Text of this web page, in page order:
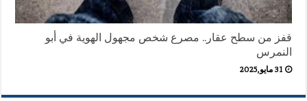
قفز من سطح عقار.. مصرع شخص مجهول الهوية في أبو
النمرس
31 مايو,2025